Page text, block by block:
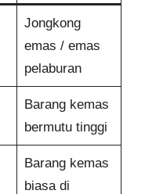
Jongkong
emas / emas
pelaburan
Barang kemas
bermutu tinggi
Barang kemas
biasa di